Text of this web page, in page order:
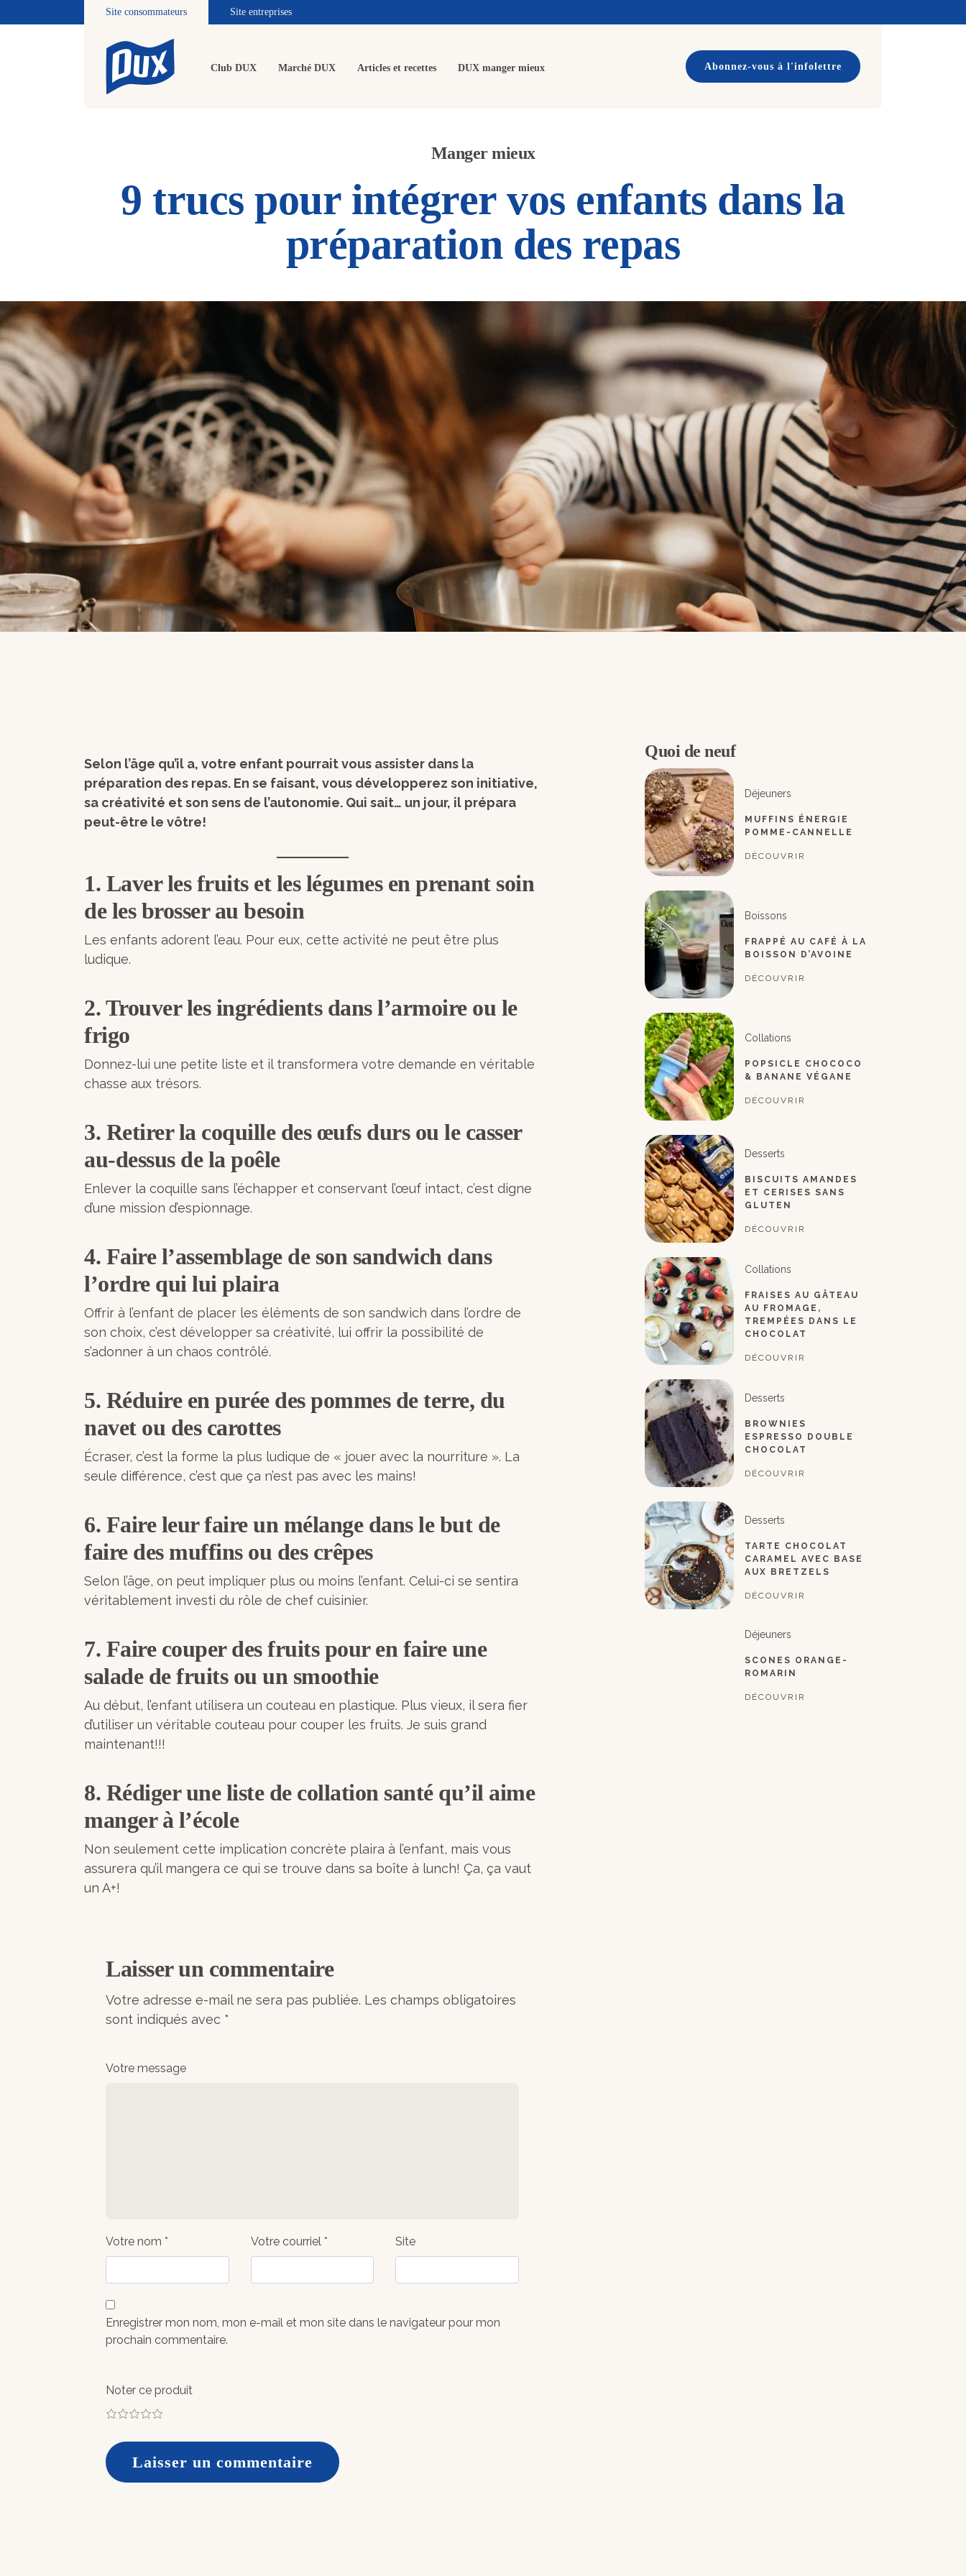
Site consommateurs Site entreprises
Club DUX Marché DUX Articles et recettes DUX manger mieux Abonnez-vous à l'infolettre
Manger mieux
9 trucs pour intégrer vos enfants dans la
préparation des repas
Selon l’âge qu’il a, votre enfant pourrait vous assister dans la
préparation des repas. En se faisant, vous développerez son initiative,
sa créativité et son sens de l’autonomie. Qui sait… un jour, il prépara
peut-être le vôtre!
1. Laver les fruits et les légumes en prenant soin
de les brosser au besoin
Les enfants adorent l’eau. Pour eux, cette activité ne peut être plus
ludique.
2. Trouver les ingrédients dans l’armoire ou le
frigo
Donnez-lui une petite liste et il transformera votre demande en véritable
chasse aux trésors.
3. Retirer la coquille des œufs durs ou le casser
au-dessus de la poêle
Enlever la coquille sans l’échapper et conservant l’œuf intact, c’est digne
d’une mission d’espionnage.
4. Faire l’assemblage de son sandwich dans
l’ordre qui lui plaira
Offrir à l’enfant de placer les éléments de son sandwich dans l’ordre de
son choix, c’est développer sa créativité, lui offrir la possibilité de
s’adonner à un chaos contrôlé.
5. Réduire en purée des pommes de terre, du
navet ou des carottes
Écraser, c’est la forme la plus ludique de « jouer avec la nourriture ». La
seule différence, c’est que ça n’est pas avec les mains!
6. Faire leur faire un mélange dans le but de
faire des muffins ou des crêpes
Selon l’âge, on peut impliquer plus ou moins l’enfant. Celui-ci se sentira
véritablement investi du rôle de chef cuisinier.
7. Faire couper des fruits pour en faire une
salade de fruits ou un smoothie
Au début, l’enfant utilisera un couteau en plastique. Plus vieux, il sera fier
d’utiliser un véritable couteau pour couper les fruits. Je suis grand
maintenant!!!
8. Rédiger une liste de collation santé qu’il aime
manger à l’école
Non seulement cette implication concrète plaira à l’enfant, mais vous
assurera qu’il mangera ce qui se trouve dans sa boîte à lunch! Ça, ça vaut
un A+!
Laisser un commentaire
Votre adresse e-mail ne sera pas publiée. Les champs obligatoires
sont indiqués avec *
Votre message
Votre nom * Votre courriel * Site
Enregistrer mon nom, mon e-mail et mon site dans le navigateur pour mon
prochain commentaire.
Noter ce produit
5
4
3
2
Quoi de neuf
Déjeuners
MUFFINS ÉNERGIE
POMME-CANNELLE
DÉCOUVRIR
Boissons
FRAPPÉ AU CAFÉ À LA
BOISSON D’AVOINE
DÉCOUVRIR
Collations
POPSICLE CHOCOCO
& BANANE VÉGANE
DÉCOUVRIR
Desserts
BISCUITS AMANDES
ET CERISES SANS
GLUTEN
DÉCOUVRIR
Collations
FRAISES AU GÂTEAU
AU FROMAGE,
TREMPÉES DANS LE
CHOCOLAT
DÉCOUVRIR
Desserts
BROWNIES
ESPRESSO DOUBLE
CHOCOLAT
DÉCOUVRIR
Desserts
TARTE CHOCOLAT
CARAMEL AVEC BASE
AUX BRETZELS
DÉCOUVRIR
Déjeuners
SCONES ORANGE-
ROMARIN
DÉCOUVRIR